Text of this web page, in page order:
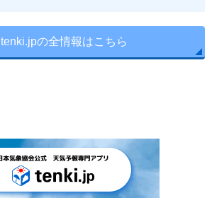
tenki.jpの全情報はこちら